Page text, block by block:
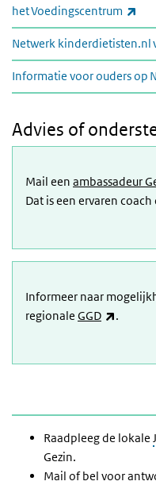
het Voedingscentrum
Netwerk kinderdietisten.nl
Informatie voor ouders op
Advies of
Mail een ambassadeur
Dat is een ervaren
Informeer naar
regionale GGD (link is
.
Raadpleeg de lokale
Gezin.
Mail of bel voor